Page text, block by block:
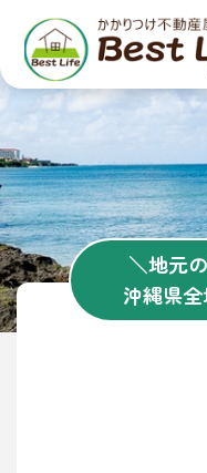
＼地元
沖縄県